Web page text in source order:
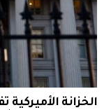
الخزانة